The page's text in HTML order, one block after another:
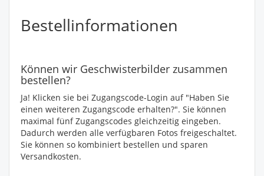
Bestellinformationen
Können wir Geschwisterbilder zusammen
bestellen?
Ja! Klicken sie bei Zugangscode-Login auf "Haben Sie
einen weiteren Zugangscode erhalten?". Sie können
maximal fünf Zugangscodes gleichzeitig eingeben.
Dadurch werden alle verfügbaren Fotos freigeschaltet.
Sie können so kombiniert bestellen und sparen
Versandkosten.